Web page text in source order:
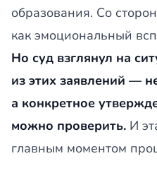
образования. Со
как эмоциональный
Но суд взглянул на
из этих заявлений —
а конкретное
можно проверить. И
главным моментом